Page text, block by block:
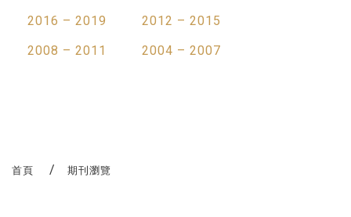
2016 – 2019
2012 – 2015
2008 – 2011
2004 – 2007
首頁 期刊瀏覽